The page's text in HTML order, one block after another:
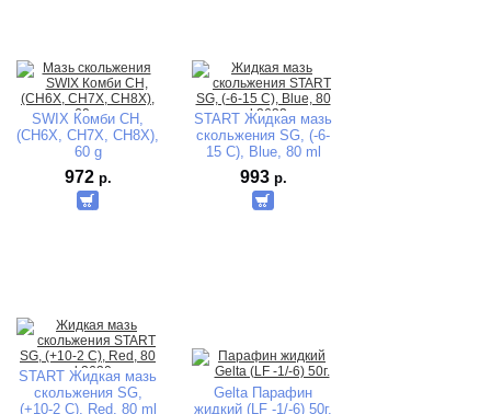
SWIX Комби CH,
(СН6X, СН7X, СН8X),
60 g
972 р.
START Жидкая мазь
скольжения SG, (-6-
15 C), Blue, 80 ml
2632
993 р.
START Жидкая мазь
скольжения SG,
(+10-2 C), Red, 80 ml
Gelta Парафин
жидкий (LF -1/-6) 50г.